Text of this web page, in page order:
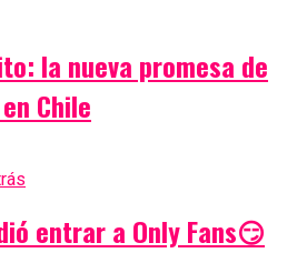
la nueva promesa de
Chile
entrar a Only Fans😏